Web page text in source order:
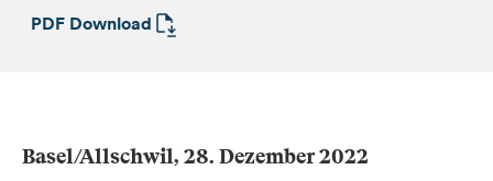
PDF Download
Basel/Allschwil, 28. Dezember 2022